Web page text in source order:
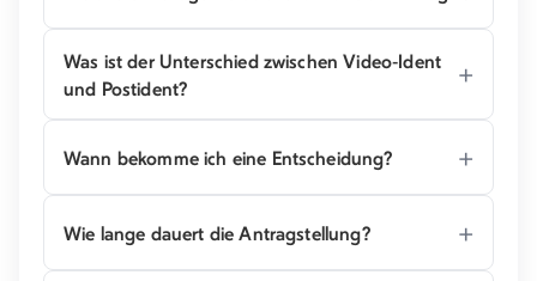
Was ist der Unterschied zwischen Video-Ident
und Postident?
Wann bekomme ich eine Entscheidung?
Wie lange dauert die Antragstellung?